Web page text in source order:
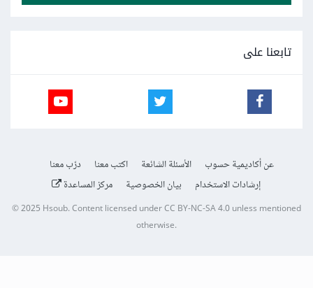
تابعنا على
عن أكاديمية حسوب الأسئلة الشائعة اكتب معنا
درّب معنا
إرشادات الاستخدام
بيان الخصوصية مركز المساعدة
© 2025 Hsoub.Content licensed underCC BY-NC-SA 4.0unless mentioned
otherwise.